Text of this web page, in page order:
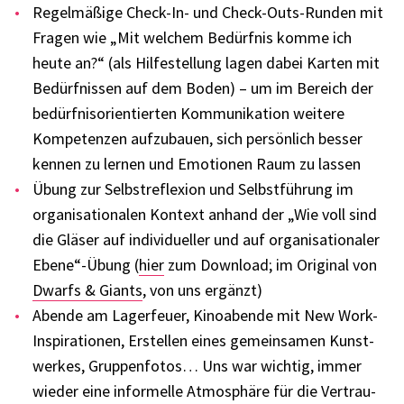
Regel­mä­ßige Check-In- und Check-Outs-Runden mit
Fragen wie „Mit welchem Bedürf­nis komme ich
heute an?“ (als Hilfe­stel­lung lagen dabei Karten mit
Bedürf­nis­sen auf dem Boden) – um im Bereich der
bedürf­nis­ori­en­tier­ten Kommu­ni­ka­tion weitere
Kompe­ten­zen aufzu­bauen, sich persön­lich besser
kennen zu lernen und Emotio­nen Raum zu lassen
Übung zur Selbst­re­fle­xion und Selbst­füh­rung im
orga­ni­sa­tio­na­len Kontext anhand der „Wie voll sind
die Gläser auf indi­vi­du­el­ler und auf orga­ni­sa­tio­na­ler
Ebene“-Übung (hier zum Down­load; im Origi­nal von
Dwarfs & Giants, von uns ergänzt)
Abende am Lager­feuer, Kino­abende mit New Work-
Inspi­ra­tio­nen, Erstel­len eines gemein­sa­men Kunst­
wer­kes, Grup­pen­fo­tos… Uns war wich­tig, immer
wieder eine infor­melle Atmo­sphäre für die Vertrau­